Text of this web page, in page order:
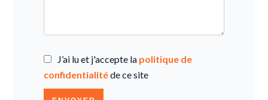
J’ai lu et j'accepte la politique de
confidentialitéde ce site